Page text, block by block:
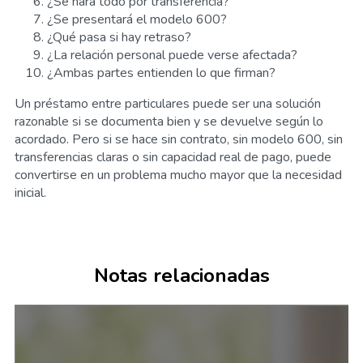
¿Se presentará el modelo 600?
¿Qué pasa si hay retraso?
¿La relación personal puede verse afectada?
¿Ambas partes entienden lo que firman?
Un préstamo entre particulares puede ser una solución
razonable si se documenta bien y se devuelve según lo
acordado. Pero si se hace sin contrato, sin modelo 600, sin
transferencias claras o sin capacidad real de pago, puede
convertirse en un problema mucho mayor que la necesidad
inicial.
Notas relacionadas